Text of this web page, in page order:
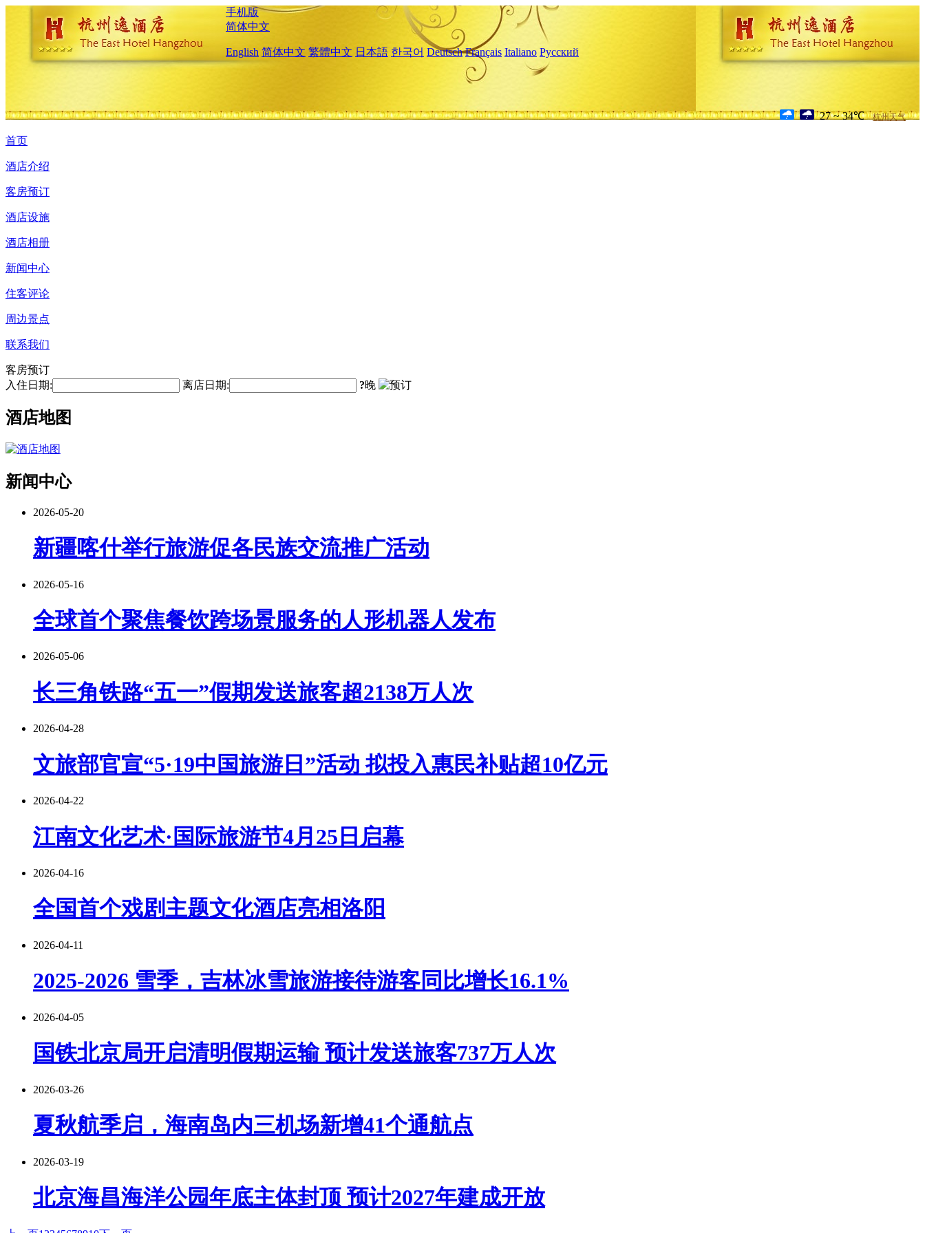
手机版
简体中文
English 简体中文 繁體中文 日本語 한국어 Deutsch Français Italiano Русский
27 ~ 34℃ 杭州天气
首页
酒店介绍
客房预订
酒店设施
酒店相册
新闻中心
住客评论
周边景点
联系我们
客房预订
入住日期:
离店日期: ?晚
酒店地图
新闻中心
2026-05-20
新疆喀什举行旅游促各民族交流推广活动
2026-05-16
全球首个聚焦餐饮跨场景服务的人形机器人发布
2026-05-06
长三角铁路“五一”假期发送旅客超2138万人次
2026-04-28
文旅部官宣“5·19中国旅游日”活动 拟投入惠民补贴超10亿元
2026-04-22
江南文化艺术·国际旅游节4月25日启幕
2026-04-16
全国首个戏剧主题文化酒店亮相洛阳
2026-04-11
2025-2026 雪季，吉林冰雪旅游接待游客同比增长16.1%
2026-04-05
国铁北京局开启清明假期运输 预计发送旅客737万人次
2026-03-26
夏秋航季启，海南岛内三机场新增41个通航点
2026-03-19
北京海昌海洋公园年底主体封顶 预计2027年建成开放